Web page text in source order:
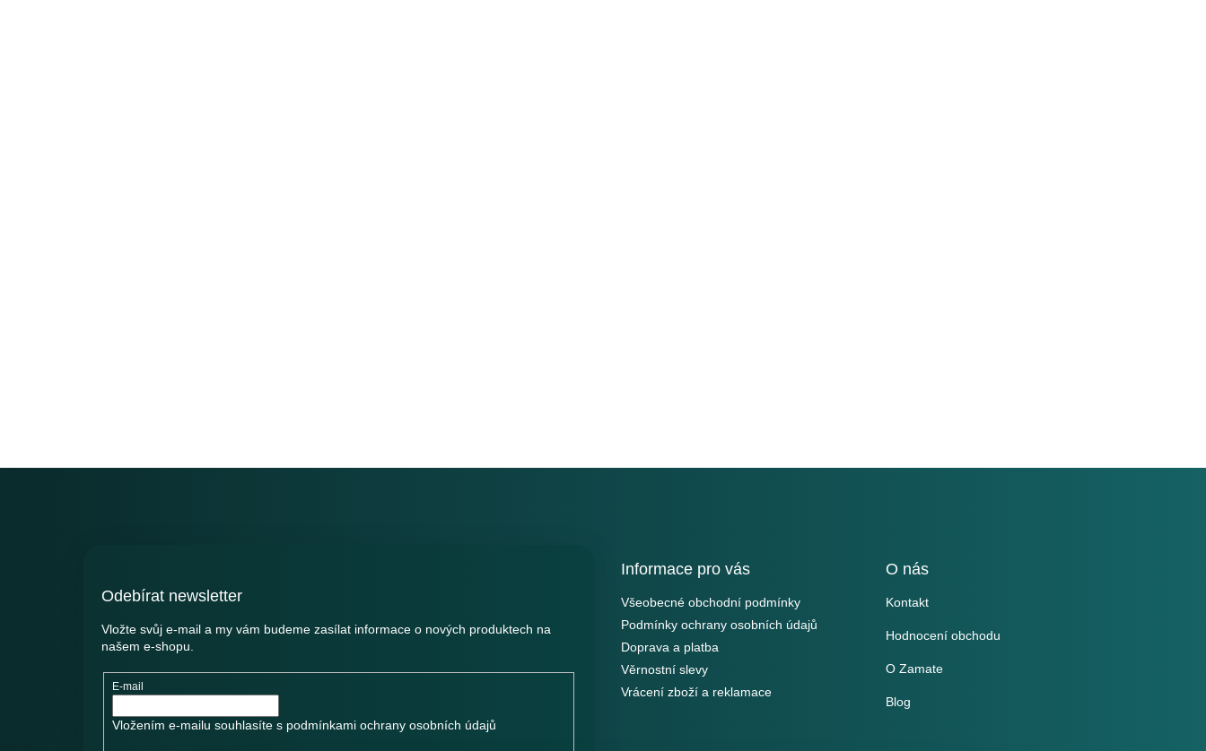
Odebírat newsletter
Vložte svůj e-mail a my vám budeme zasílat informace o nových produktech na
našem e-shopu.
E-mail
Vložením e-mailu souhlasíte s podmínkami ochrany osobních údajů
Informace pro vás
Všeobecné obchodní podmínky
Podmínky ochrany osobních údajů
Doprava a platba
Věrnostní slevy
Vrácení zboží a reklamace
O nás
Kontakt
Hodnocení obchodu
O Zamate
Blog